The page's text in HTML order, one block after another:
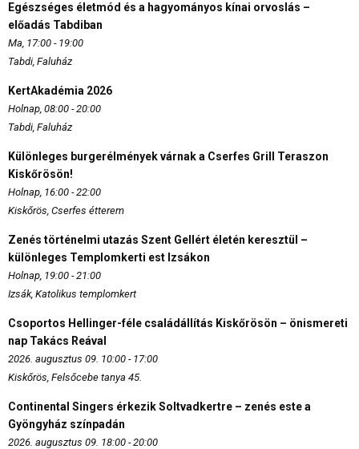
Egészséges életmód és a hagyományos kínai orvoslás –
előadás Tabdiban
Ma, 17:00 - 19:00
Tabdi, Faluház
KertAkadémia 2026
Holnap, 08:00 - 20:00
Tabdi, Faluház
Különleges burgerélmények várnak a Cserfes Grill Teraszon
Kiskőrösön!
Holnap, 16:00 - 22:00
Kiskőrös, Cserfes étterem
Zenés történelmi utazás Szent Gellért életén keresztül –
különleges Templomkerti est Izsákon
Holnap, 19:00 - 21:00
Izsák, Katolikus templomkert
Csoportos Hellinger-féle családállítás Kiskőrösön – önismereti
nap Takács Reával
2026. augusztus 09. 10:00 - 17:00
Kiskőrös, Felsőcebe tanya 45.
Continental Singers érkezik Soltvadkertre – zenés este a
Gyöngyház színpadán
2026. augusztus 09. 18:00 - 20:00